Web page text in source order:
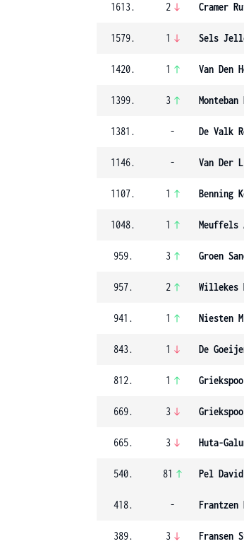
1613. 2 Cramer
1579. 1 Sels
1420. 1 Van Den
1399. 3 Monteban
1381. - De Valk
1146. - Van Der
1107. 1 Benning
1048. 1 Meuffels
959. 3 Groen
957. 2 Willekes
941. 1 Niesten
843. 1 De
812. 1
669. 3
665. 3 Huta-
540. 81 Pel David
418. - Frantzen
389. 3 Fransen